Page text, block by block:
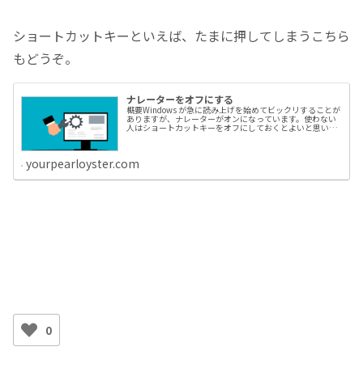
ショートカットキーといえば、たまに押してしまうこちら
もどうぞ。
ナレーターをオフにする
概要Windows が急に読み上げを始めてビックリすることが
ありますが、ナレーターがオンになっています。使わない
人はショートカットキーをオフにしておくとよいと思いま
yourpearloyster.com
0